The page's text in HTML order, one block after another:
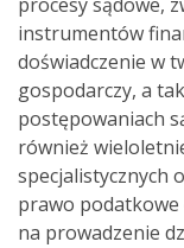
instrumentów
doświadczenie w
gospodarczy, a
postępowaniach
również
specjalistycznych
prawo podatkowe
na prowadzenie